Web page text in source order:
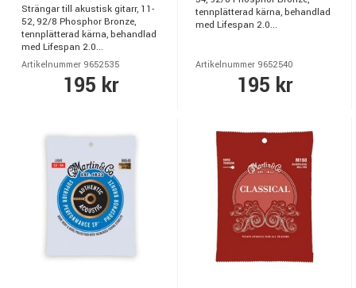
Strängar till akustisk gitarr, 11-
52, 92/8 Phosphor Bronze,
tennplätterad kärna, behandlad
med Lifespan 2.0...
Artikelnummer 9652535
195 kr
tennplätterad kärna, behandlad
med Lifespan 2.0...
Artikelnummer 9652540
195 kr